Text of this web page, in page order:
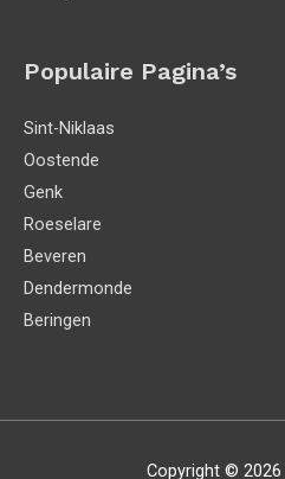
Populaire Pagina’s
Sint-Niklaas
Oostende
Genk
Roeselare
Beveren
Dendermonde
Beringen
Copyright © 2026